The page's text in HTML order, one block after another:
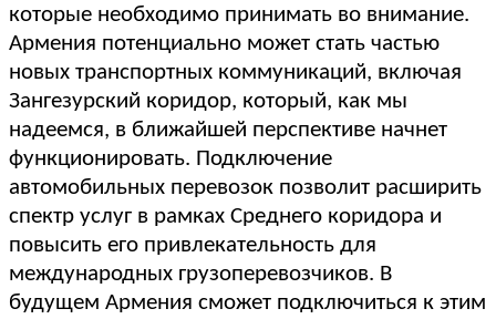
которые необходимо принимать во внимание.
Армения потенциально может стать частью
новых транспортных коммуникаций, включая
Зангезурский коридор, который, как мы
надеемся, в ближайшей перспективе начнет
функционировать. Подключение
автомобильных перевозок позволит расширить
спектр услуг в рамках Среднего коридора и
повысить его привлекательность для
международных грузоперевозчиков. В
будущем Армения сможет подключиться к этим